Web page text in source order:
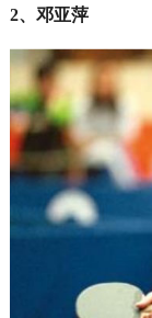
2、邓亚萍